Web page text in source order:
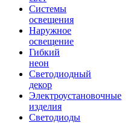
Системы
освещения
Наружное
освещение
Гибкий
неон
Светодиодный
декор
Электроустановочные
изделия
Светодиоды